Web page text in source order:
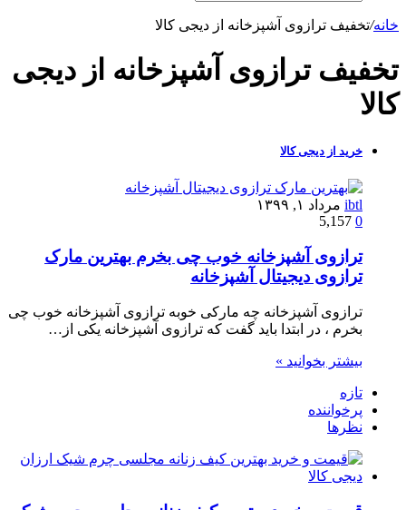
خانه/تخفیف ترازوی آشپزخانه از دیجی کالا
تخفیف ترازوی آشپزخانه از دیجی
کالا
خرید از دیجی کالا
ibtl مرداد ۱, ۱۳۹۹
0
ترازوی آشپزخانه خوب چی بخرم بهترین مارک
ترازوی دیجیتال آشپزخانه
ترازوی آشپزخانه چه مارکی خوبه ترازوی آشپزخانه خوب چی
بخرم ، در ابتدا باید گفت که ترازوی آشپزخانه یکی از…
بیشتر بخوانید »
تازه
پرخواننده
نظرها